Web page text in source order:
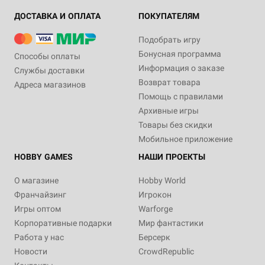
16+ Eng
Уведомить о наличии
ДОСТАВКА И ОПЛАТА
Способы оплаты
Службы доставки
Адреса магазинов
ПОКУПАТЕЛЯМ
Подобрать игру
Бонусная программа
Информация о заказе
Возврат товара
Помощь с правилами
Архивные игры
Товары без скидки
Мобильное приложение
HOBBY GAMES
О магазине
Франчайзинг
Игры оптом
Корпоративные подарки
Работа у нас
Новости
НАШИ ПРОЕКТЫ
Hobby World
Игрокон
Warforge
Мир фантастики
Берсерк
CrowdRepublic